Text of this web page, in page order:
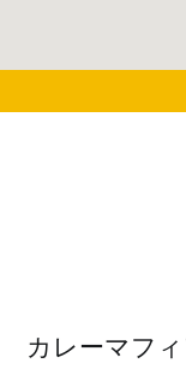
カレーマフ